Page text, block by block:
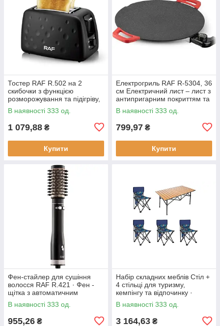
Тостер RAF R.502 на 2
скибочки з функцією
розморожування та підігріву,
930 Вт
В наявності 333 од.
1 079,88 ₴
Купити
Електрогриль RAF R-5304, 36
см Електричний лист – лист з
антипригарним покриттям та
регулюванням температури
смаження, 1800 Вт
В наявності 333 од.
799,97 ₴
Купити
Фен-стайлер для сушіння
волосся RAF R.421 · Фен -
щітка з автоматичним
обертанням насадок, 1000 Вт
В наявності 333 од.
955,26 ₴
Набір складних меблів Стіл +
4 стільці для туризму,
кемпінгу та відпочинку ·
Металевий каркас
В наявності 333 од.
3 164,63 ₴